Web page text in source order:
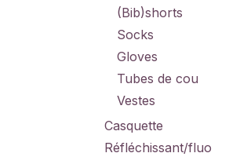
(Bib)shorts
Socks
Gloves
Tubes de cou
Vestes
Casquette
Réfléchissant/fluo